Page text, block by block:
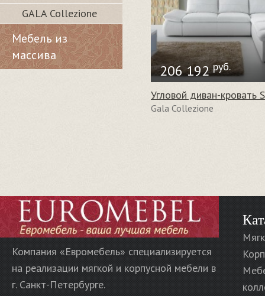
206 192 руб.
Gala Collezione
GALA Collezione
Мебель из
массива
Компания «Евромебель» специализируется
на реализации мягкой и корпусной мебели в
г. Санкт-Петербурге.